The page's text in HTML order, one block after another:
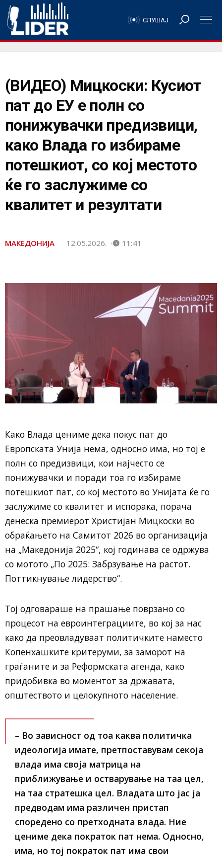
СЛУШАЈ
(ВИДЕО) Мицкоски: Кусиот
пат до ЕУ е полн со
понижувачки предизвици,
како Влада го избираме
потешкиот, со кој местото
ќе го заслужиме со
квалитет и резултати
МАКЕДОНИЈА 12.05.2026. 11:41
Како Влада цениме дека покус пат до
Европската Унија нема, односно има, но тој е
полн со предизвици, кои најчесто се
понижувачки и поради тоа го избираме
потешкиот пат, со кој местото во Унијата ќе го
заслужиме со квалитет и испорака, порача
денеска премиерот Христијан Мицкоски во
обраќањето на Самитот 2026 во организација
на „Македонија 2025“, кој годинава се одржува
со мотото „По 2025: Забрзување на растот.
Поттикнување лидерство“.
Тој одговараше на прашање поврзано со
процесот на евроинтеграциите, во кој за нас
како да преовладуваат политичките наместо
Копенхашките критеруми, за заморот на
граѓаните и за Реформската агенда, како
придобивка во моментот за државата,
општеството и целокупното население.
– Во зависност од тоа каква политичка
идеологија имате, претпоставувам секоја
влада има своја матрица на
приближување и остварување на таа цел,
на таа стратешка цел. Владата што јас ја
предводам има различен пристап
споредено со претходната влада. Ние
цениме дека пократок пат нема. Односно,
има, но тој пократок пат има свои